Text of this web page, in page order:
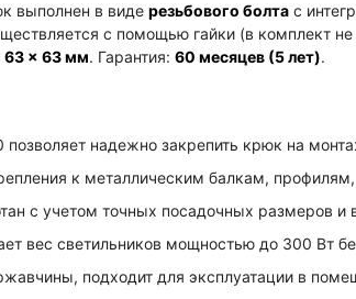
выполнен в виде резьбового болта с
с помощью гайки (в комплект
63 × 63 мм. Гарантия: 60 месяцев (5 лет).
надежно закрепить крюк на
к металлическим балкам,
с учетом точных посадочных размеров и
вес светильников мощностью до 300 Вт
подходит для эксплуатации в